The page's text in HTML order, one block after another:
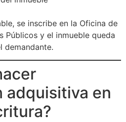
se inscribe en la Oficina de
Públicos y el inmueble queda
demandante.
adquisitiva en